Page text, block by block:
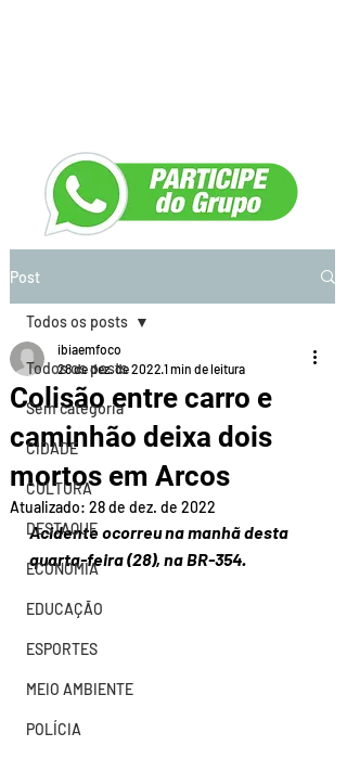
Post
Todos os posts
Sem categoria
CIDADE
CULTURA
DESTAQUE
ECONOMIA
EDUCAÇÃO
ESPORTES
MEIO AMBIENTE
POLÍCIA
Todos os posts
Colisão entre carro e
caminhão deixa dois
mortos em Arcos
ibiaemfoco
28 de dez. de 2022 1 min de leitura
Atualizado: 28 de dez. de 2022
Acidente ocorreu na manhã desta
quarta-feira (28), na BR-354.